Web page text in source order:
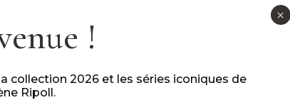
/ Perles !
collection 2026 et les séries iconiques de
Ripoll.
×